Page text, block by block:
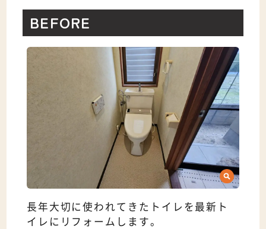
BEFORE
長年大切に使われてきたトイレを最新ト
イレにリフォームします。